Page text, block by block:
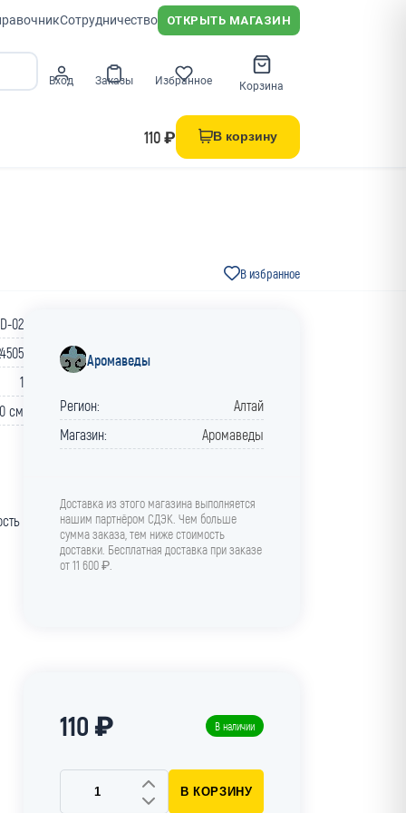
Сотрудничество ОТКРЫТЬ МАГАЗИН
Вход Заказы Избранное Корзина
110 ₽ В корзину
В избранное
02
1
cм
Аромаведы
Регион:
Алтай
Магазин:
Аромаведы
Доставка из этого магазина выполняется
нашим партнёром СДЭК. Чем больше
сумма заказа, тем ниже стоимость
доставки. Бесплатная доставка при заказе
от 11 600 ₽.
110 ₽ В наличии
В КОРЗИНУ